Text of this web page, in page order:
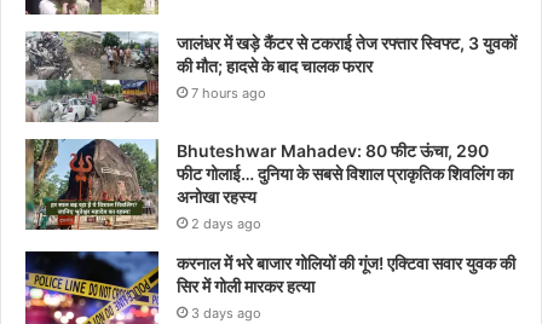
जालंधर में खड़े कैंटर से टकराई तेज रफ्तार स्विफ्ट, 3 युवकों
की मौत; हादसे के बाद चालक फरार
7 hours ago
Bhuteshwar Mahadev: 80 फीट ऊंचा, 290
फीट गोलाई… दुनिया के सबसे विशाल प्राकृतिक शिवलिंग का
अनोखा रहस्य
2 days ago
करनाल में भरे बाजार गोलियों की गूंज! एक्टिवा सवार युवक की
सिर में गोली मारकर हत्या
3 days ago